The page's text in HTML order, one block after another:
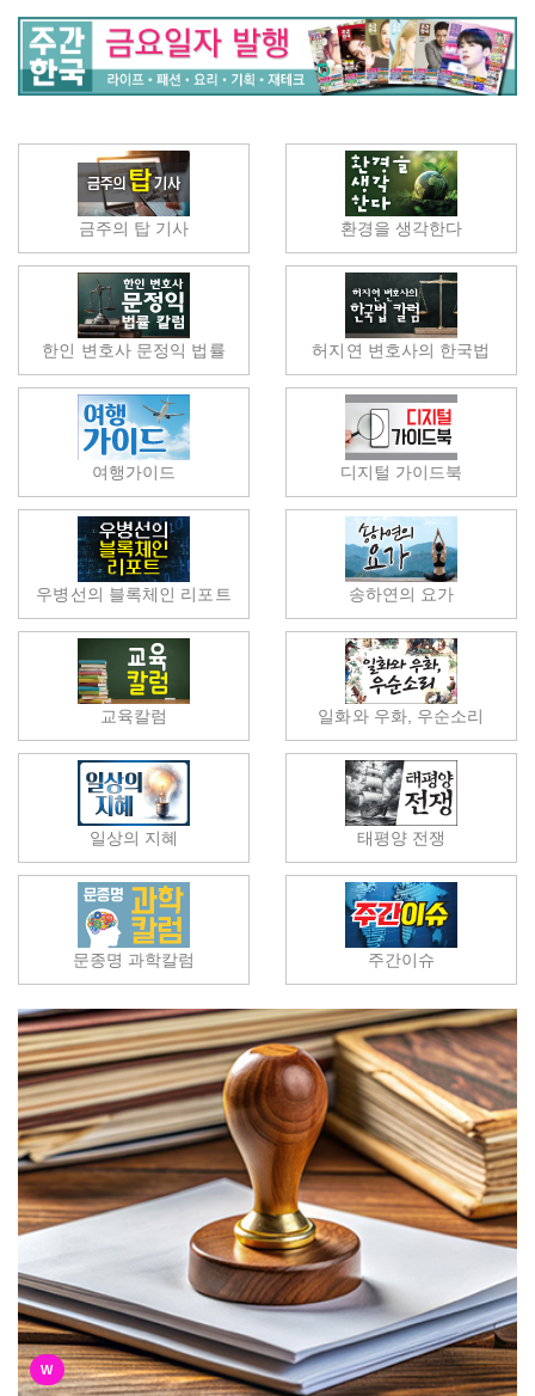
금주의 탑 기사 환경을 생각한다
한인 변호사 문정익 법률 허지연 변호사의 한국법
여행가이드 디지털 가이드북
우병선의 블록체인 리포트 송하연의 요가
교육칼럼 일화와 우화, 우순소리
일상의 지혜 태평양 전쟁
문종명 과학칼럼 주간이슈
W